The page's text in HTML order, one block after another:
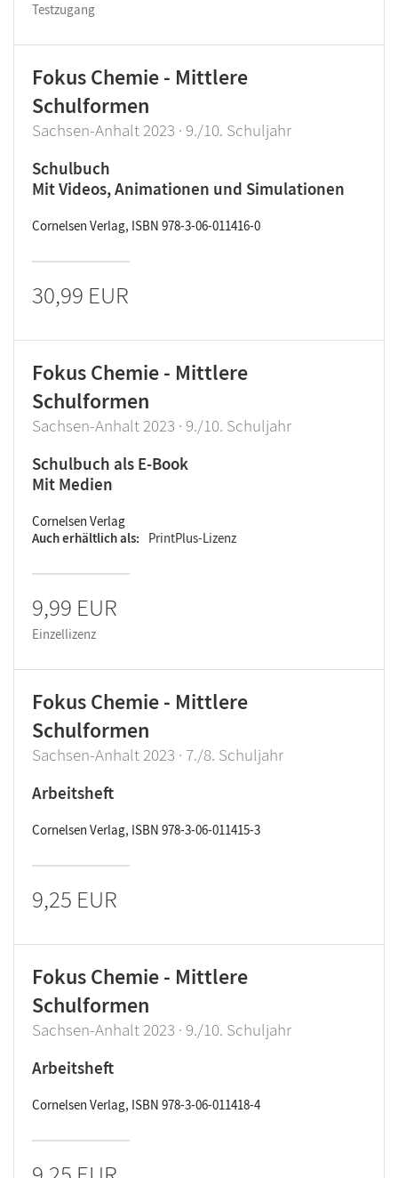
Testzugang
Fokus Chemie - Mittlere
Schulformen
Sachsen-Anhalt 2023 · 9./10. Schuljahr
Schulbuch
Mit Videos, Animationen und Simulationen
Cornelsen Verlag, ISBN 978-3-06-011416-0
30,99 EUR
Fokus Chemie - Mittlere
Schulformen
Sachsen-Anhalt 2023 · 9./10. Schuljahr
Schulbuch als E-Book
Mit Medien
Cornelsen Verlag
Auch erhältlich als
PrintPlus-Lizenz
9,99 EUR
Einzellizenz
Fokus Chemie - Mittlere
Schulformen
Sachsen-Anhalt 2023 · 7./8. Schuljahr
Arbeitsheft
Cornelsen Verlag, ISBN 978-3-06-011415-3
9,25 EUR
Fokus Chemie - Mittlere
Schulformen
Sachsen-Anhalt 2023 · 9./10. Schuljahr
Arbeitsheft
Cornelsen Verlag, ISBN 978-3-06-011418-4